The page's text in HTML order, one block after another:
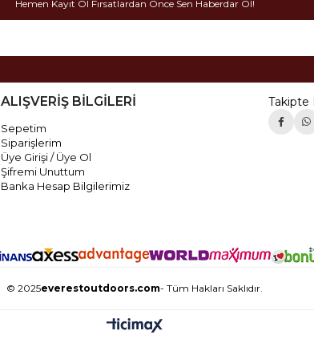
Hemen Kayıt Ol Fırsatlardan Önce Sen Haberdar Ol!
ALIŞVERİŞ BİLGİLERİ
Sepetim
Siparişlerim
Üye Girişi / Üye Ol
Şifremi Unuttum
Banka Hesap Bilgilerimiz
Takipte
© 2025everestoutdoors.com- Tüm Hakları Saklıdır.